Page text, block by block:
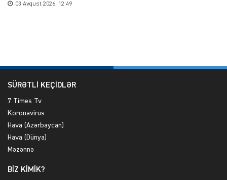
03 Avqust 2026, 12:49
SÜRƏTLİ KEÇİDLƏR
7 Times Tv
Koronavirus
Hava (Azərbaycan)
Hava (Dünya)
Məzənnə
BİZ KİMİK?